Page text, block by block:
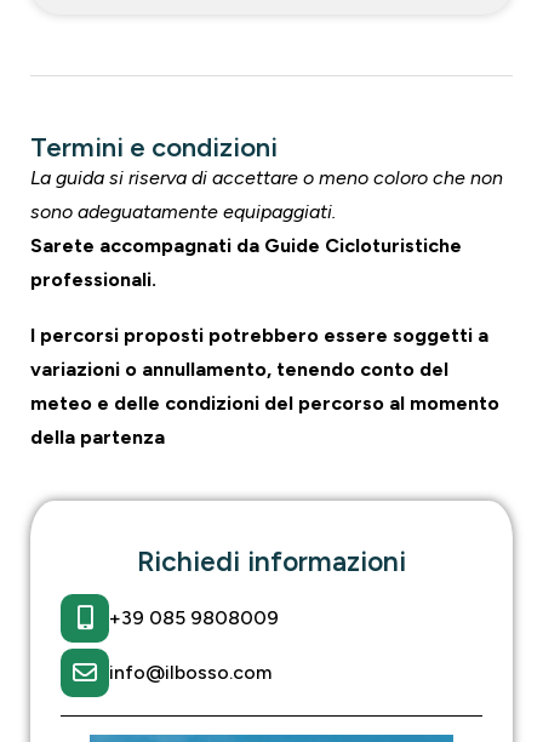
Termini e condizioni
La guida si riserva di accettare o meno coloro che non
sono adeguatamente equipaggiati.
Sarete accompagnati da Guide Cicloturistiche
professionali.
I percorsi proposti potrebbero essere soggetti a
variazioni o annullamento, tenendo conto del
meteo e delle condizioni del percorso al momento
della partenza
Richiedi informazioni
+39 085 9808009
info@ilbosso.com